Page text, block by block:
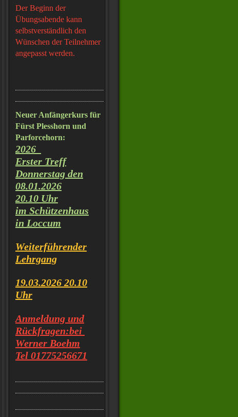
Der Beginn der
Übungsabende kann
selbstverständlich den
Wünschen der Teilnehmer
angepasst werden.
Neuer Anfängerkurs für
Fürst Plesshorn und
Parforcehorn:
2026
Erster Treff
Donnerstag den
08.01.2026
20.10 Uhr
im Schützenhaus
in Loccum
Weiterführender
Lehrgang
19.03.2026 20.10
Uhr
Anmeldung und
Rückfragen:bei
Werner Boehm
Tel 01775256671